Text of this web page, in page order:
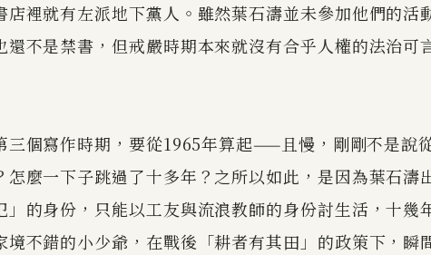
店裡就有左派地下黨人。雖然葉石濤並未參加他們的活
還不是禁書，但戒嚴時期本來就沒有合乎人權的法治可
三個寫作時期，要從1965年算起——且慢，剛剛不是說
怎麼一下子跳過了十多年？之所以如此，是因為葉石濤
」的身份，只能以工友與流浪教師的身份討生活，十幾
境不錯的小少爺，在戰後「耕者有其田」的政策下，瞬